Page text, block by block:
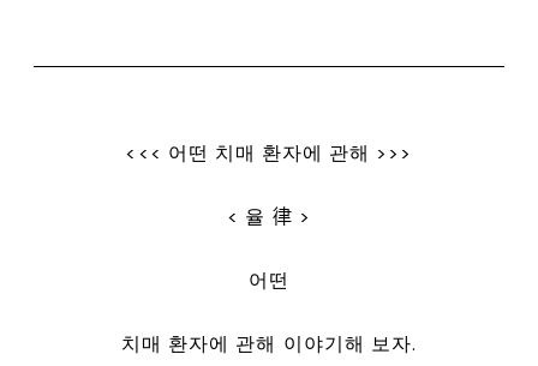
<<< 어떤 치매 환자에 관해 >>>
< 율 律 >
어떤
치매 환자에 관해 이야기해 보자.